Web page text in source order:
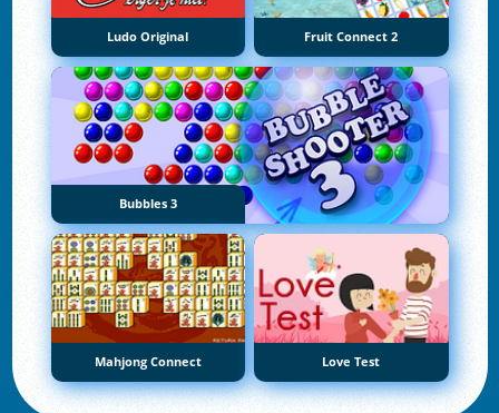
Ludo Original Fruit Connect 2
Bubbles 3
Mahjong Connect Love Test